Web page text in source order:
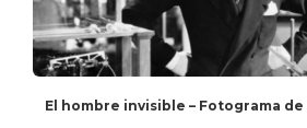
El hombre invisible – Fotograma de